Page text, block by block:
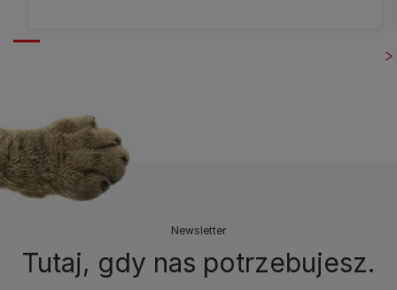
Newsletter
Tutaj, gdy nas potrzebujesz.